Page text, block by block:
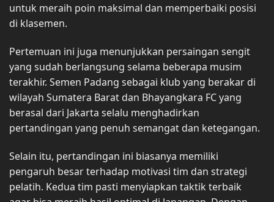
untuk meraih poin maksimal dan memperbaiki posisi
di klasemen.
Pertemuan ini juga menunjukkan persaingan sengit
yang sudah berlangsung selama beberapa musim
terakhir. Semen Padang sebagai klub yang berakar di
wilayah Sumatera Barat dan Bhayangkara FC yang
berasal dari Jakarta selalu menghadirkan
pertandingan yang penuh semangat dan ketegangan.
Selain itu, pertandingan ini biasanya memiliki
pengaruh besar terhadap motivasi tim dan strategi
pelatih. Kedua tim pasti menyiapkan taktik terbaik